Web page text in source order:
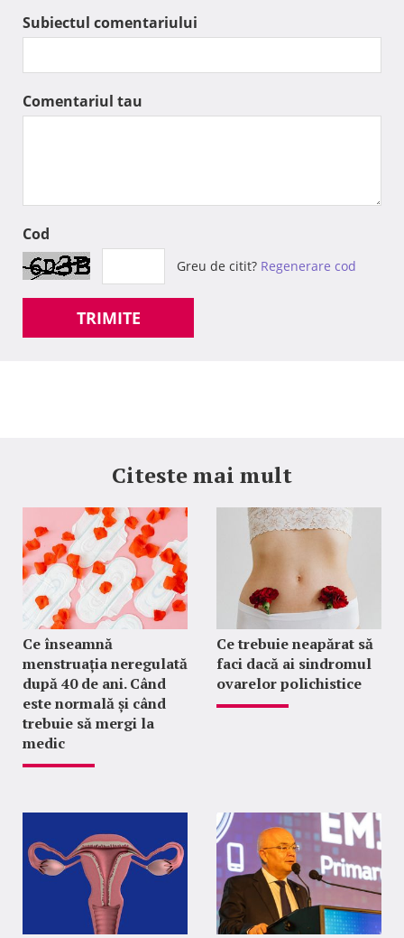
Subiectul comentariului
Comentariul tau
Cod
Greu de citit? Regenerare cod
TRIMITE
Citeste mai mult
Ce înseamnă
menstruația neregulată
după 40 de ani. Când
este normală și când
trebuie să mergi la
medic
Ce trebuie neapărat să
faci dacă ai sindromul
ovarelor polichistice